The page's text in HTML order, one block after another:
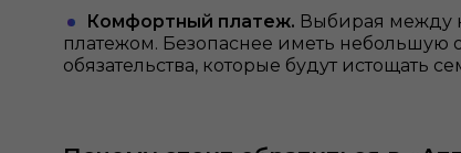
Комфортный платеж. Выбирая между
платежом. Безопаснее иметь небольшую
обязательства, которые будут